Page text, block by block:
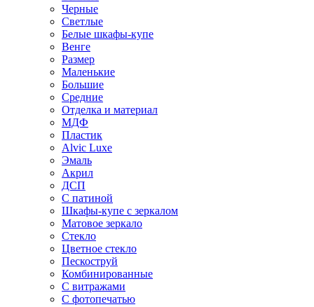
Черные
Светлые
Белые шкафы-купе
Венге
Размер
Маленькие
Большие
Средние
Отделка и материал
МДФ
Пластик
Alvic Luxe
Эмаль
Акрил
ДСП
С патиной
Шкафы-купе с зеркалом
Матовое зеркало
Стекло
Цветное стекло
Пескоструй
Комбинированные
С витражами
С фотопечатью